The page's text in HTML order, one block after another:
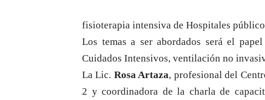
fisioterapia intensiva de Hospitales
Los temas a ser abordados será el
Cuidados Intensivos, ventilación no
La Lic. Rosa Artaza, profesional del
2 y coordinadora de la charla de